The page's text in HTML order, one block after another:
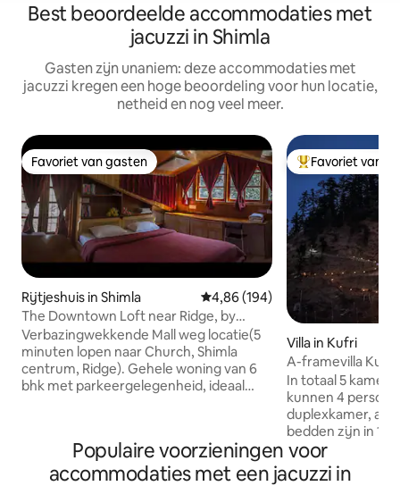
Best beoordeelde accommodaties met
jacuzzi in Shimla
Gasten zijn unaniem: deze accommodaties met
jacuzzi kregen een hoge beoordeling voor hun locatie,
netheid en nog veel meer.
Favoriet van gasten
Favoriet van gasten
Rijtjeshuis in Shimla Gemiddelde beoordeling van
4,86 (194)
The Downtown Loft near Ridge, by
Kalawati Homes
Verbazingwekkende Mall weg locatie(5
minuten lopen naar Church, Shimla
centrum, Ridge). Gehele woning van 6
bhk met parkeergelegenheid, ideaal
enige accommodatie met
trap/bergopgaande gratis wandeling tot
Topfavoriet van
Favoriet van
Villa in Kufri
A-framevilla Kufri
kampvuur
In totaal 5 kamers
kunnen 4
duplexkamer,
bedden zijn in 1
met extra
17 personen verblijven. Alle
Populaire voorzieningen voor
accommodaties met een jacuzzi in